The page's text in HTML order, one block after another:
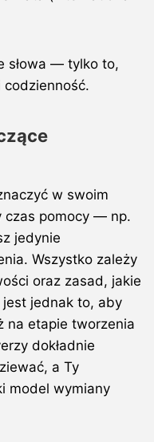
słowa — tylko to,
codzienność.
w swoim
czas pomocy — np.
jedynie
Wszystko zależy
oraz zasad, jakie
jednak to, aby
na etapie tworzenia
dokładnie
a Ty
model wymiany